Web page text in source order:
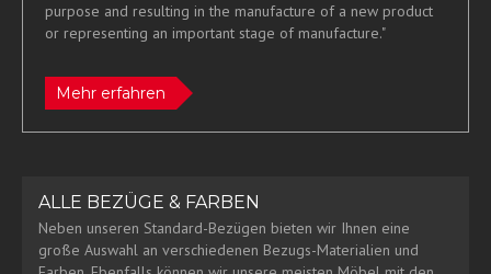
purpose and resulting in the manufacture of a new product
or representing an important stage of manufacture."
Mehr erfahren
ALLE BEZÜGE & FARBEN
Neben unseren Standard-Bezügen bieten wir Ihnen eine
große Auswahl an verschiedenen Bezugs-Materialien und